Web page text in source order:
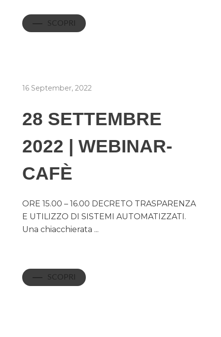
SCOPRI
16 September, 2022
28 SETTEMBRE
2022 | WEBINAR-
CAFÈ
ORE 15.00 – 16.00 DECRETO TRASPARENZA
E UTILIZZO DI SISTEMI AUTOMATIZZATI.
Una chiacchierata ...
SCOPRI